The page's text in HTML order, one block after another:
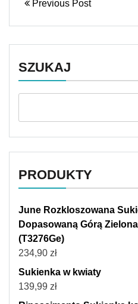
Previous Post
SZUKAJ
PRODUKTY
June Rozkloszowana
Dopasowaną Górą
(T3276Ge)
234,90 zł
Sukienka w kwiaty
139,99 zł